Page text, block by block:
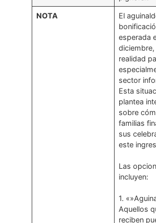
NOTA
El
esperada
diciembre,
realidad
sector
Esta
plantea
sobre
familias
sus
este
Las
incluyen:
1.
Aquellos
reciben